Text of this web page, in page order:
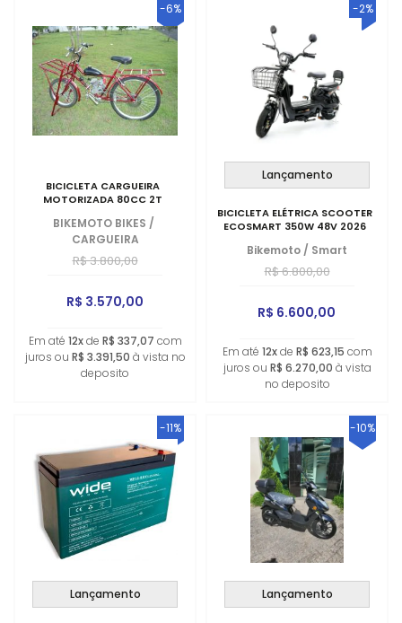
-6%
BICICLETA CARGUEIRA
MOTORIZADA 80CC 2T
BIKEMOTO BIKES /
CARGUEIRA
R$ 3.800,00
R$ 3.570,00
Em até 12xde R$ 337,07 com
juros ou R$ 3.391,50 à vista no
deposito
-2%
Lançamento
BICICLETA ELÉTRICA SCOOTER
ECOSMART 350W 48V 2026
Bikemoto / Smart
R$ 6.800,00
R$ 6.600,00
Em até 12xde R$ 623,15 com
juros ou R$ 6.270,00 à vista
no deposito
-11%
Lançamento
-10%
Lançamento